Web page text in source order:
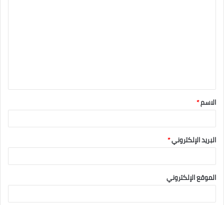
الاسم*
البريد الإلكتروني*
الموقع الإلكتروني